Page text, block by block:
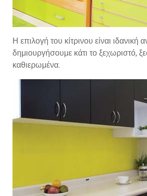
Η επιλογή του κίτρινου είναι ιδανική
δημιουργήσουμε κάτι το ξεχωριστό,
καθιερωμένα.